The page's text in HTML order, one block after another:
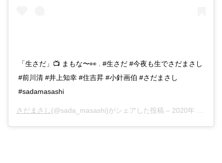
「生さだ」📺 まもな〜👀 . #生さだ #今夜も生でさだまさし
#前川清 #井上知幸 #住吉昇 #小針画伯 #さだまさし
#sadamasashi
さだまさし(@sada_masashi)がシェアした投稿 – 2020年 8月月22日午前7時36分PDT